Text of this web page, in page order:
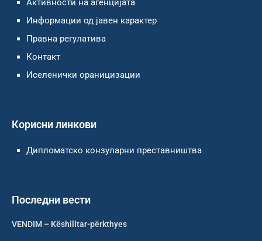
Активности на агенцијата
Информации од јавен карактер
Правна регулатива
Контакт
Иселенички ораницизации
Корисни линкови
Дипломатско конзуларни преставништва
Последни вести
VENDIM – Këshilltar-përkthyes